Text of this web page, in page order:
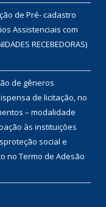
de Pré- cadastro
Assistenciais com
RECEBEDORAS)
de gêneros
de licitação, no
– modalidade
às instituições
social e
no Termo de Adesão